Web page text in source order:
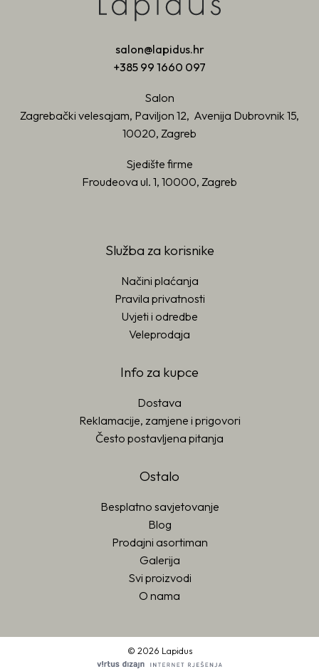
salon@lapidus.hr
+385 99 1660 097
Salon
Zagrebački velesajam, Paviljon 12, Avenija Dubrovnik 15,
10020, Zagreb
Sjedište firme
Froudeova ul. 1, 10000, Zagreb
Služba za korisnike
Načini plaćanja
Pravila privatnosti
Uvjeti i odredbe
Veleprodaja
Info za kupce
Dostava
Reklamacije, zamjene i prigovori
Često postavljena pitanja
Ostalo
Besplatno savjetovanje
Blog
Prodajni asortiman
Galerija
Svi proizvodi
O nama
© 2026 Lapidus